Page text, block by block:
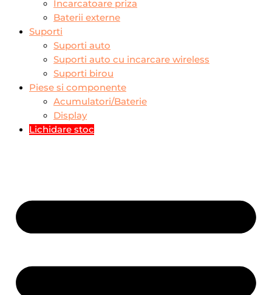
Incarcatoare priza
Baterii externe
Suporti
Suporti auto
Suporti auto cu incarcare wireless
Suporti birou
Piese si componente
Acumulatori/Baterie
Display
Lichidare stoc